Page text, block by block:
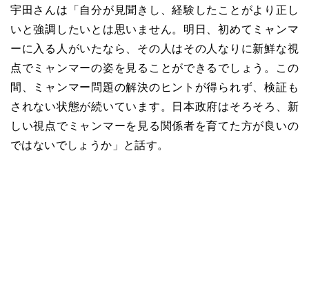
宇田さんは「自分が見聞きし、経験したことがより正し
いと強調したいとは思いません。明日、初めてミャンマ
ーに入る人がいたなら、その人はその人なりに新鮮な視
点でミャンマーの姿を見ることができるでしょう。この
間、ミャンマー問題の解決のヒントが得られず、検証も
されない状態が続いています。日本政府はそろそろ、新
しい視点でミャンマーを見る関係者を育てた方が良いの
ではないでしょうか」と話す。